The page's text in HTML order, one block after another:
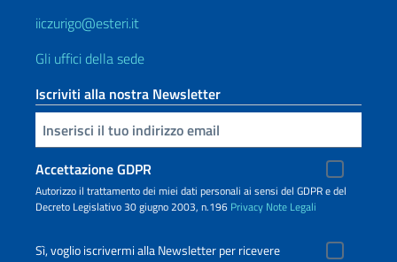
iiczurigo@esteri.it
Gli uffici della sede
Iscriviti alla nostra Newsletter
Inserisci la tua email
Accettazione GDPR
Autorizzo il trattamento dei miei dati personali ai sensi del GDPR e del
Decreto Legislativo 30 giugno 2003, n.196 Privacy Note Legali
Sì, voglio iscrivermi alla Newsletter per ricevere